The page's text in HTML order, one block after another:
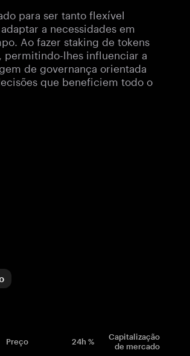
para ser tanto flexível
a necessidades em
Ao fazer staking de tokens
permitindo-lhes influenciar a
de governança orientada
que beneficiem todo o
Preço 24h %
Capitalização
de mercado